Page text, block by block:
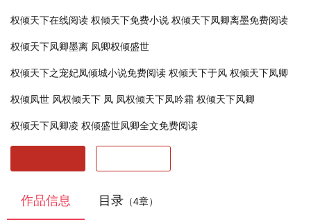
权倾天下在线阅读 权倾天下免费小说 权倾天下凤卿离墨免费阅读
权倾天下凤卿墨离 凤卿权倾盛世
权倾天下之宠妃凤倾城小说免费阅读 权倾天下于风 权倾天下凤卿
权倾凤世 风权倾天下 凤 凤权倾天下凤吟霜 权倾天下风卿
权倾天下凤卿凌 权倾盛世凤卿全文免费阅读
作品信息 目录 （4章）